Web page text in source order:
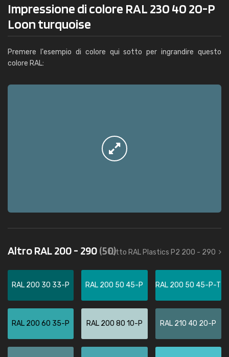
Impressione di colore RAL 230 40 20-P
Loon turquoise
Premere l'esempio di colore qui sotto per ingrandire questo
colore RAL:
Altro RAL 200 - 290(50)tutto RAL Plastics P2 200 - 290
RAL 200 30 33-P RAL 200 50 45-P RAL 200 50 45-P-T
RAL 200 60 35-P RAL 200 80 10-P RAL 210 40 20-P